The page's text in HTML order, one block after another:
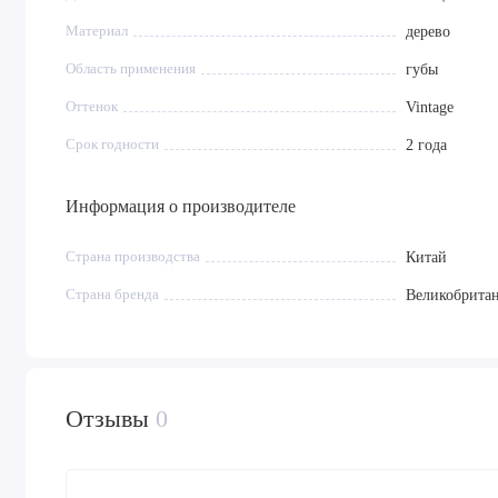
Материал дерево
Область применения губы
Оттенок Vintage
Срок годности 2 года
Информация о производителе
Страна производства Китай
Страна бренда
Отзывы 0